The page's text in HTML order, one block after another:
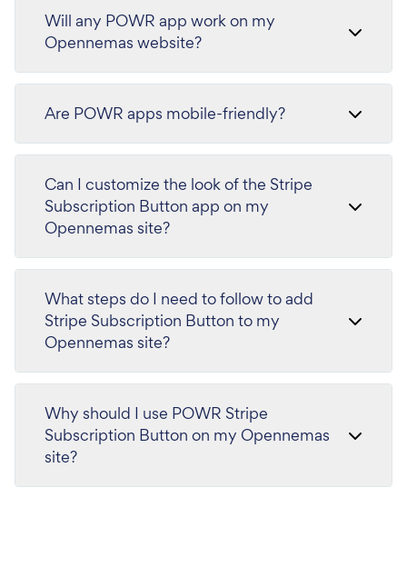
Will any POWR app work on my
Opennemas website?
Are POWR apps mobile-friendly?
Can I customize the look of the Stripe
Subscription Button app on my
Opennemas site?
What steps do I need to follow to add
Stripe Subscription Button to my
Opennemas site?
Why should I use POWR Stripe
Subscription Button on my Opennemas
site?